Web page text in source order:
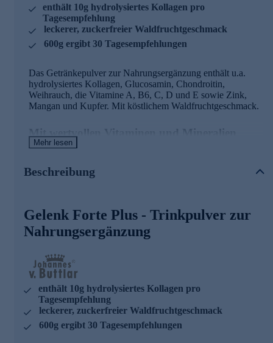
enthält 10g hydrolysiertes Kollagen pro
Tagesempfehlung
leckerer, zuckerfreier Waldfruchtgeschmack
600g ergibt 30 Tagesempfehlungen
Das Getränkepulver zur Nahrungsergänzung enthält u.a.
hydrolysiertes Kollagen, Glucosamin, Chondroitin,
Weihrauch, die Vitamine A, B6, C, D und E sowie Zink,
Mangan und Kupfer. Mit köstlichem Waldfruchtgeschmack.
eine normale Knorpelfunktion bei
Vitamin C trägt dazu bei, die Zellen vor oxidativem
bei
Mangan trägt zu einer normalen Bindegewebsbildung
bei
Vitamin A hat eine Funktion bei der Zellspezialisierung
Vitamin D hat eine Funktion bei der Zellteilung
Zink trägt zu einer normalen Eiweißsynthese bei
Johannes von Buttlar - ausgezeichnete
Nahrungsergänzung
Der international bekannte Bestsellerautor Johannes Baron
Mehr lesen
Beschreibung
Gelenk Forte Plus - Trinkpulver zur
Nahrungsergänzung
enthält 10g hydrolysiertes Kollagen pro
Tagesempfehlung
leckerer, zuckerfreier Waldfruchtgeschmack
600g ergibt 30 Tagesempfehlungen